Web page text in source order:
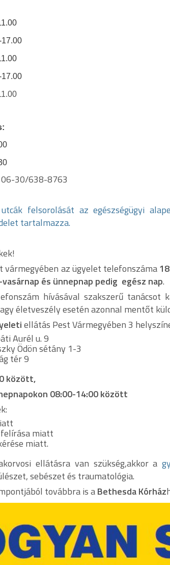
06-30/638-8763
felsorolását az egészségügyi
tartalmazza.
vármegyében az ügyelet telefonszáma
és ünnepnap pedig egész nap.
hívásával szakszerű tanácsot
életveszély esetén azonnal mentőt
ellátás Pest Vármegyében 3
Aurél u. 9
Ödön sétány 1-3
tér 9
között,
08:00-14:00 között
miatt
miatt.
ellátásra van szükség,akkor a
sebészet és traumatológia.
továbbra is aBethesda Kórház